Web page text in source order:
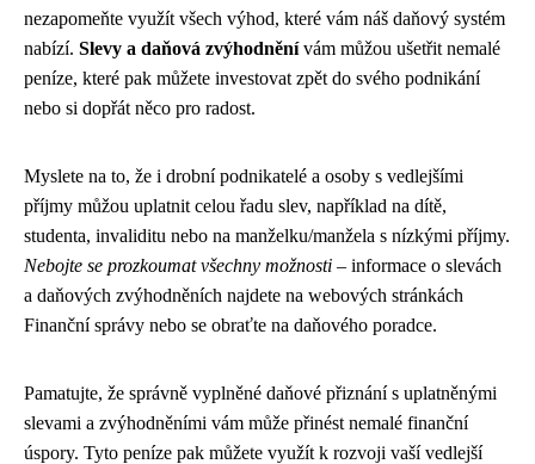
nezapomeňte využít všech výhod, které vám náš daňový systém
nabízí. Slevy a daňová zvýhodněnívám můžou ušetřit nemalé
peníze, které pak můžete investovat zpět do svého podnikání
nebo si dopřát něco pro radost.
Myslete na to, že i drobní podnikatelé a osoby s vedlejšími
příjmy můžou uplatnit celou řadu slev, například na dítě,
studenta, invaliditu nebo na manželku/manžela s nízkými příjmy.
Nebojte se prozkoumat všechny možnosti – informace o slevách
a daňových zvýhodněních najdete na webových stránkách
Finanční správy nebo se obraťte na daňového poradce.
Pamatujte, že správně vyplněné daňové přiznání s uplatněnými
slevami a zvýhodněními vám může přinést nemalé finanční
úspory. Tyto peníze pak můžete využít k rozvoji vaší vedlejší